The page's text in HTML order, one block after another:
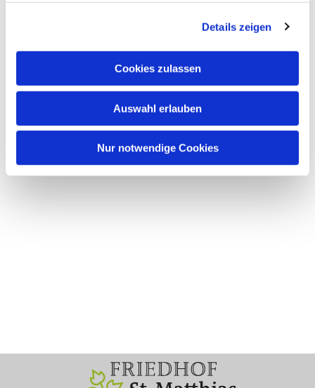
Details zeigen
Cookies zulassen
Auswahl erlauben
Nur notwendige Cookies